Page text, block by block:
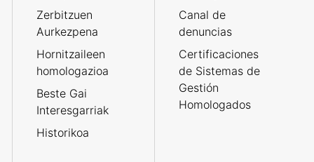
Zerbitzuen
Aurkezpena
Hornitzaileen
homologazioa
Beste Gai
Interesgarriak
Historikoa
Canal de
denuncias
Certificaciones
de Sistemas de
Gestión
Homologados